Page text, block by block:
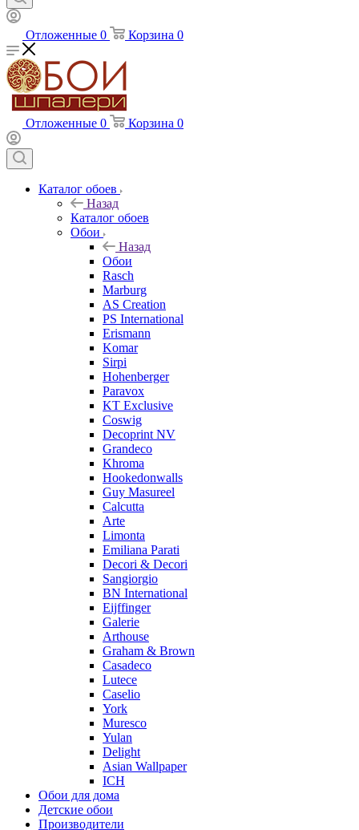
Отложенные 0 Корзина 0
Отложенные 0 Корзина 0
Каталог обоев
Назад
Каталог обоев
Обои
Назад
Обои
Rasch
Marburg
AS Creation
PS International
Erismann
Komar
Sirpi
Hohenberger
Paravox
KT Exclusive
Coswig
Decoprint NV
Grandeco
Khroma
Hookedonwalls
Guy Masureel
Calcutta
Arte
Limonta
Emiliana Parati
Decori & Decori
Sangiorgio
BN International
Eijffinger
Galerie
Arthouse
Graham & Brown
Casadeco
Lutece
Caselio
York
Muresco
Yulan
Delight
Asian Wallpaper
ICH
Обои для дома
Детские обои
Производители